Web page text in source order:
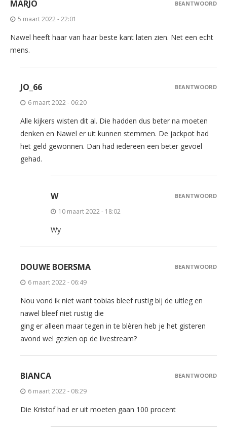
MARJO
5 maart 2022 - 22:01
Nawel heeft haar van haar beste kant laten zien. Net een echt
mens.
BEANTWOORD
JO_66
6 maart 2022 - 06:20
Alle kijkers wisten dit al. Die hadden dus beter na moeten
denken en Nawel er uit kunnen stemmen. De jackpot had
het geld gewonnen. Dan had iedereen een beter gevoel
gehad.
BEANTWOORD
W
10 maart 2022 - 18:02
Wy
BEANTWOORD
DOUWE BOERSMA
6 maart 2022 - 06:49
Nou vond ik niet want tobias bleef rustig bij de uitleg en
nawel bleef niet rustig die
ging er alleen maar tegen in te blèren heb je het gisteren
avond wel gezien op de livestream?
BEANTWOORD
BIANCA
6 maart 2022 - 08:29
Die Kristof had er uit moeten gaan 100 procent
BEANTWOORD